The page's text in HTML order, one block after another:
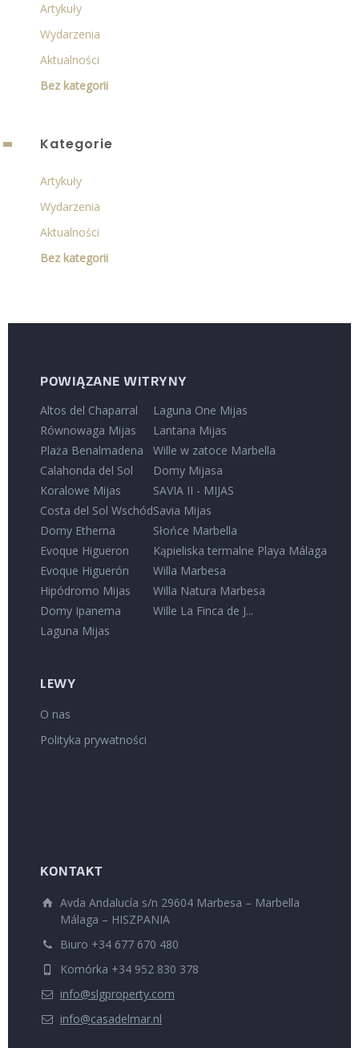
Artykuły
Wydarzenia
Aktualności
Bez kategorii
Kategorie
Artykuły
Wydarzenia
Aktualności
Bez kategorii
POWIĄZANE WITRYNY
Altos del Chaparral
Równowaga Mijas
Plaża Benalmadena
Calahonda del Sol
Koralowe Mijas
Costa del Sol Wschód
Domy Etherna
Evoque Higueron
Evoque Higuerón
Hipódromo Mijas
Domy Ipanema
Laguna Mijas
Laguna One Mijas
Lantana Mijas
Wille w zatoce Marbella
Domy Mijasa
SAVIA II - MIJAS
Savia Mijas
Słońce Marbella
Kąpieliska termalne Playa Málaga
Willa Marbesa
Willa Natura Marbesa
Wille La Finca de J...
LEWY
O nas
Polityka prywatności
KONTAKT
Avda Andalucía s/n 29604 Marbesa – Marbella
Málaga – HISZPANIA
Biuro +34 677 670 480
Komórka +34 952 830 378
info@slgproperty.com
info@casadelmar.nl